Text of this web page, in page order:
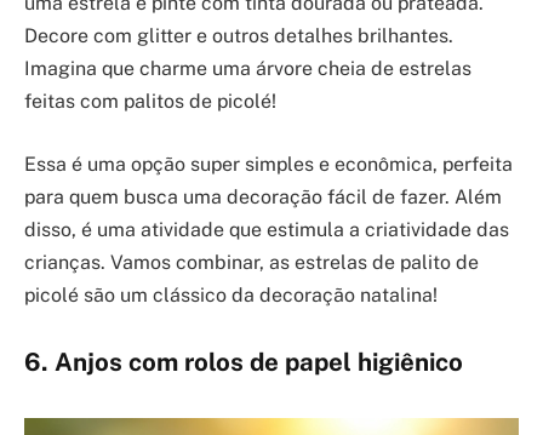
Decore com glitter e outros detalhes brilhantes.
Imagina que charme uma árvore cheia de estrelas
feitas com palitos de picolé!
Essa é uma opção super simples e econômica, perfeita
para quem busca uma decoração fácil de fazer. Além
disso, é uma atividade que estimula a criatividade das
crianças. Vamos combinar, as estrelas de palito de
picolé são um clássico da decoração natalina!
6. Anjos com rolos de papel higiênico